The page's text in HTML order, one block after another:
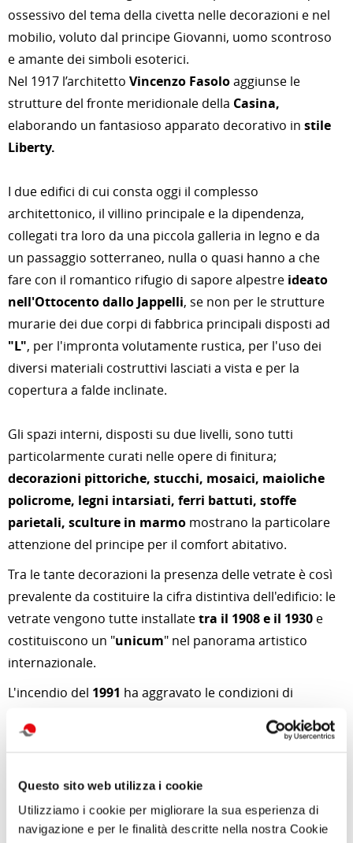
Questo sito web utilizza i cookie
Utilizziamo i cookie per migliorare la sua esperienza di
navigazione e per le finalità descritte nella nostra Cookie
ossessivo del tema della civetta nelle decorazioni e nel
mobilio, voluto dal principe Giovanni, uomo scontroso
e amante dei simboli esoterici.
Nel 1917 l’architetto Vincenzo Fasoloaggiunse le
strutture del fronte meridionale della Casina,
elaborando un fantasioso apparato decorativo in stile
Liberty.
I due edifici di cui consta oggi il complesso
architettonico, il villino principale e la dipendenza,
collegati tra loro da una piccola galleria in legno e da
un passaggio sotterraneo, nulla o quasi hanno a che
fare con il romantico rifugio di sapore alpestre ideato
nell'Ottocento dallo Jappelli, se non per le strutture
murarie dei due corpi di fabbrica principali disposti ad
"L", per l'impronta volutamente rustica, per l'uso dei
diversi materiali costruttivi lasciati a vista e per la
copertura a falde inclinate.
Gli spazi interni, disposti su due livelli, sono tutti
particolarmente curati nelle opere di finitura;
decorazioni pittoriche, stucchi, mosaici, maioliche
policrome, legni intarsiati, ferri battuti, stoffe
parietali, sculture in marmo mostrano la particolare
attenzione del principe per il comfort abitativo.
Tra le tante decorazioni la presenza delle vetrate è così
prevalente da costituire la cifra distintiva dell'edificio: le
vetrate vengono tutte installatetra il 1908 e il 1930 e
costituiscono un "unicum" nel panorama artistico
internazionale.
L'incendio del 1991 ha aggravato le condizioni di
L'immagine odierna della Casina delle Civette è il
restauro, eseguitodal 1992 al 1997
ancora conservato e sulla base delle numerose fonti
documentarie, ha permesso la restituzione alla città di